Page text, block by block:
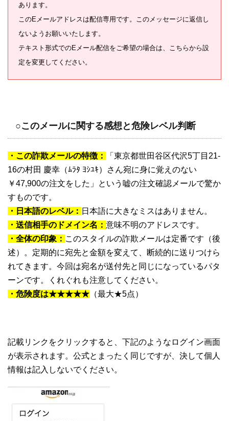
あります。
このEメールアドレスは配信専用です。このメッセージに返信し
ないようお願いいたします。
テキスト形式でのEメール配信をご希望の場合は、こちらから設
定を変更してください。
○このメールに関する感想と危険レベル判断
・この詐欺メールの特徴：
「東京都世田谷区代沢5丁目21-
16の村田 慶幸（ﾑﾗﾀ ﾖｼﾕｷ）さん宛に身に覚えのない
￥47,900の注文をした」という嘘の注文確認メールで驚か
すものです。
・日本語のレベル： 日本語に大きなミスはありません。
・送信相手のドメイン名： 意味不明のアドレスです。
・全体の印象： このスタイルの詐欺メールは定番です（後
述）。定期的に宛先と金額を変えて、断続的に送りつけら
れてきます。今回は宛名が送付先と同じになっているパタ
ーンです。くれぐれも注意してください。
・危険度は★★★★★ （最大★5点）
記載リンクをクリックすると、下記のようなログイン画面
が表示されます。公式とまったく同じですが、決して個人
情報は記入しないでください。